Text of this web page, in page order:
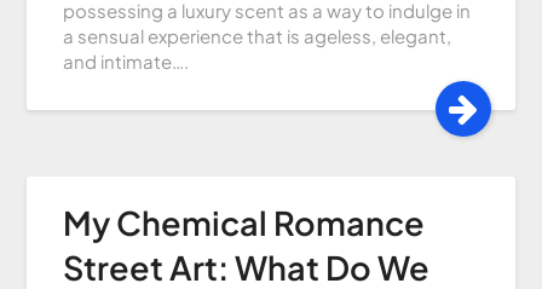
possessing a luxury scent as a way to indulge in
a sensual experience that is ageless, elegant,
and intimate….
My Chemical Romance
Street Art: What Do We